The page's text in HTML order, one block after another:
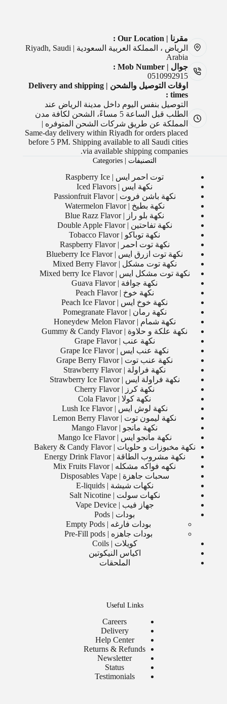
مقرنا | Our Location :
الرياض ، المملكة العربية السعودية | Riyadh, Saudi
Arabia
جوال | Mob Number :
0510992915
اوقات التوصيل والشحن | Delivery and shipping
times :
التوصيل بنفس اليوم داخل مدينة الرياض عند
الطلب قبل الساعة 5 مساءً، الشحن لكافة مدن
المملكة عن طريق شركات الشحن المتوفره |
Same-day delivery within Riyadh for orders placed
before 5 PM. Shipping available to all Saudi cities
via available shipping companies.
التصنيفات | Categories
توت احمر ايس | Raspberry Ice
نكهة ايس | Iced Flavors
نكهة باشن فروت | Passionfruit Flavor
نكهة بطيخ | Watermelon Flavor
نكهة بلو راز | Blue Razz Flavor
نكهة تفاحتين | Double Apple Flavor
نكهة توباكو | Tobacco Flavor
نكهة توت احمر | Raspberry Flavor
نكهة توت ازرق ايس | Blueberry Ice Flavor
نكهة توت مشكل | Mixed Berry Flavor
نكهة توت مشكل ايس | Mixed berry Ice Flavor
نكهة جوافة | Guava Flavor
نكهة خوخ | Peach Flavor
نكهة خوخ ايس | Peach Ice Flavor
نكهة رمان | Pomegranate Flavor
نكهة شمام | Honeydew Melon Flavor
نكهة علكة و حلاوة | Gummy & Candy Flavor
نكهة عنب | Grape Flavor
نكهة عنب ايس | Grape Ice Flavor
نكهة عنب توت | Grape Berry Flavor
نكهة فراولة | Strawberry Flavor
نكهة فراولة ايس | Strawberry Ice Flavor
نكهة كرز | Cherry Flavor
نكهة كولا | Cola Flavor
نكهة لوش ايس | Lush Ice Flavor
نكهة ليمون توت | Lemon Berry Flavor
نكهة مانجو | Mango Flavor
نكهة مانجو ايس | Mango Ice Flavor
نكهة مخبوزات و حلويات | Bakery & Candy Flavor
نكهة مشروب الطاقة | Energy Drink Flavor
نكهه فواكه مشكله | Mix Fruits Flavor
سحبات جاهزة | Disposables Vape
نكهات شيشة | E-liquids
نكهات سولت | Salt Nicotine
جهاز فيب | Vape Device
بودات | Pods
بودات فارغه | Empty Pods
بودات جاهزه | Pre-Fill pods
كويلات | Coils
اكياس النيكوتين
الملحقات
Useful Links
Careers
Delivery
Help Center
Returns & Refunds
Newsletter
Status
Testimonials